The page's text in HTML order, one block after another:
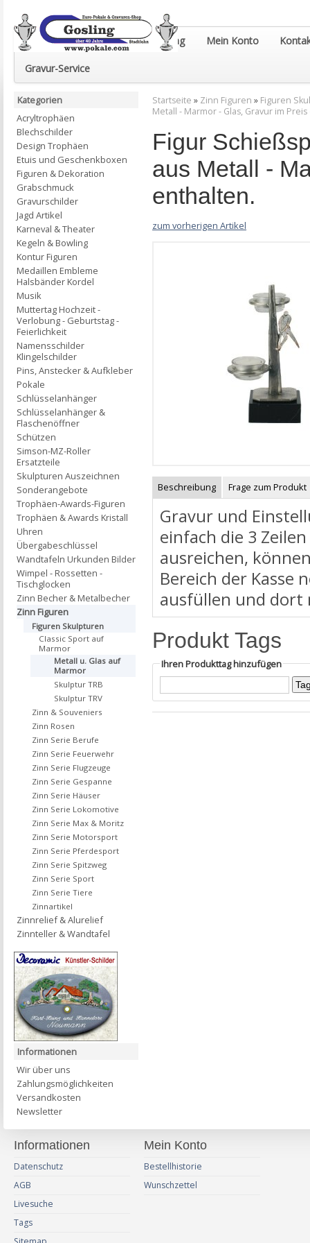
Euro-Pokale & Gravur-Shop Gosling Mein Konto
Gravur-Service
Startseite » Zinn Figuren » Figuren
Metall - Marmor - Glas, Gravur im
Figur
aus Metall -
enthalten.
zum vorherigen Artikel
Beschreibung Frage zum Produkt
Gravur und
einfach die 3
ausreichen,
Bereich der Kasse
ausfüllen und dort
Produkt Tags
Ihren Produkttag hinzufügen
Kategorien
Acryltrophäen
Blechschilder
Design Trophäen
Etuis und Geschenkboxen
Figuren & Dekoration
Grabschmuck
Gravurschilder
Jagd Artikel
Karneval & Theater
Kegeln & Bowling
Kontur Figuren
Medaillen Embleme
Halsbänder Kordel
Musik
Muttertag Hochzeit -
Verlobung - Geburtstag -
Feierlichkeit
Namensschilder
Klingelschilder
Pins, Anstecker & Aufkleber
Pokale
Schlüsselanhänger
Schlüsselanhänger &
Flaschenöffner
Schützen
Simson-MZ-Roller
Ersatzteile
Skulpturen Auszeichnen
Sonderangebote
Trophäen-Awards-Figuren
Trophäen & Awards Kristall
Uhren
Übergabeschlüssel
Wandtafeln Urkunden Bilder
Wimpel - Rossetten -
Tischglocken
Zinn Becher & Metalbecher
Zinn Figuren
Figuren Skulpturen
Classic Sport auf
Marmor
Metall u. Glas auf
Marmor
Skulptur TRB
Skulptur TRV
Zinn & Souveniers
Zinn Rosen
Zinn Serie Berufe
Zinn Serie Feuerwehr
Zinn Serie Flugzeuge
Zinn Serie Gespanne
Zinn Serie Häuser
Zinn Serie Lokomotive
Zinn Serie Max & Moritz
Zinn Serie Motorsport
Zinn Serie Pferdesport
Zinn Serie Spitzweg
Zinn Serie Sport
Zinn Serie Tiere
Zinnartikel
Zinnrelief & Alurelief
Zinnteller & Wandtafel
Informationen
Wir über uns
Zahlungsmöglichkeiten
Versandkosten
Newsletter
Informationen
Datenschutz
AGB
Livesuche
Tags
Mein Konto
Bestellhistorie
Wunschzettel